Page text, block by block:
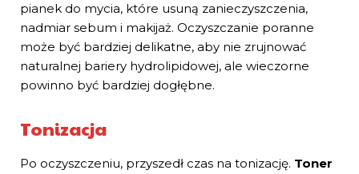
pianek do mycia, które usuną zanieczyszczenia,
nadmiar sebum i makijaż. Oczyszczanie poranne
może być bardziej delikatne, aby nie zrujnować
naturalnej bariery hydrolipidowej, ale wieczorne
powinno być bardziej dogłębne.
Tonizacja
Po oczyszczeniu, przyszedł czas na tonizację. Toner